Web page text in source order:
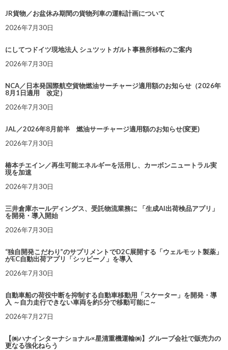
JR貨物／お盆休み期間の貨物列車の運転計画について
2026年7月30日
にしてつドイツ現地法人 シュツットガルト事務所移転のご案内
2026年7月30日
NCA／日本発国際航空貨物燃油サーチャージ適用額のお知らせ（2026年
8月1日適用 改定）
2026年7月30日
JAL／2026年8月前半 燃油サーチャージ適用額のお知らせ(変更)
2026年7月30日
椿本チエイン／再生可能エネルギーを活用し、カーボンニュートラル実
現を加速
2026年7月30日
三井倉庫ホールディングス、受託物流業務に 「生成AI出荷検品アプリ」
を開発・導入開始
2026年7月30日
“独自開発こだわり”のサプリメントでD2C展開する「ウェルモット製薬」
がEC自動出荷アプリ「シッピーノ」を導入
2026年7月30日
自動車船の荷役中断を抑制する自動車移動用「スケーター」を開発・導
入 ～自力走行できない車両を約5分で移動可能に～
2026年7月27日
【㈱ハナインターナショナル×星清重機運輸㈱】グループ会社で販売力の
更なる強化ねらう